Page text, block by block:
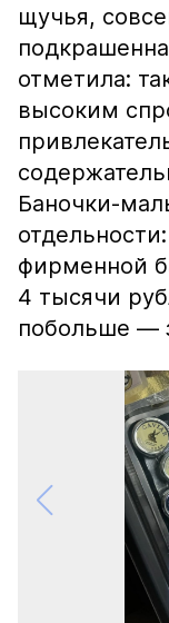
щучья,
отметила:
высоким
Баночки-
фирменной
4 тысячи
побольше —